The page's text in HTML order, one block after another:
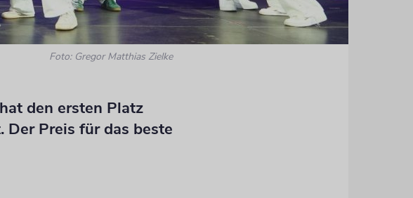
Foto: Gregor Matthias Zielke
den ersten Platz
Preis für das beste